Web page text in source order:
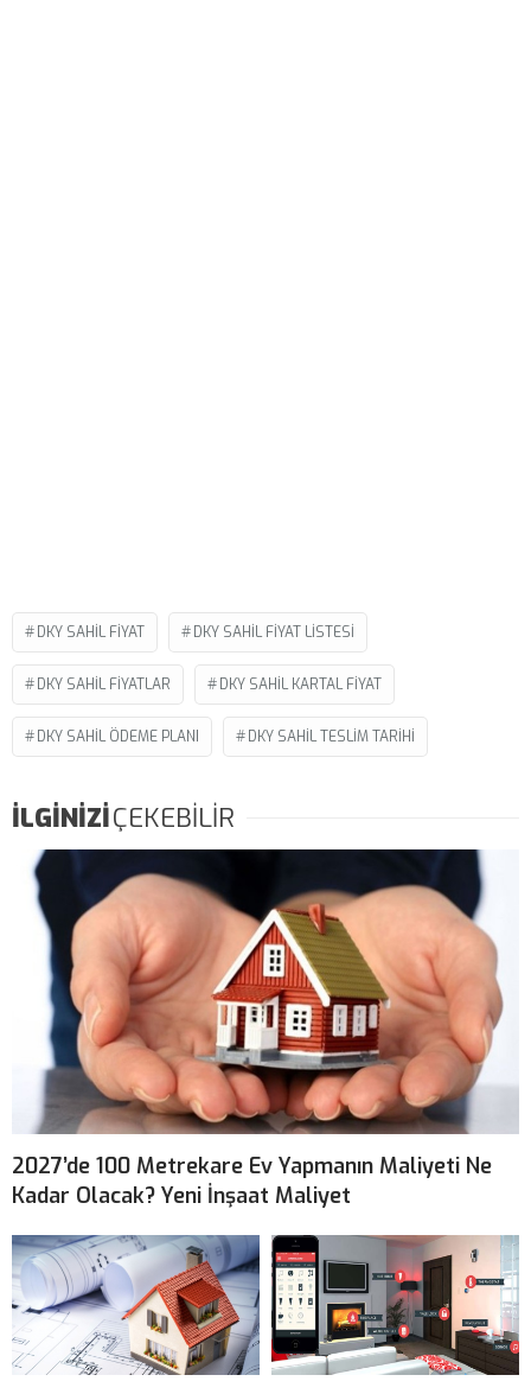
DKY SAHIL FIYAT DKY SAHIL FIYAT LISTESI
DKY SAHIL FIYATLAR DKY SAHIL KARTAL FIYAT
DKY SAHIL ÖDEME PLANI DKY SAHIL TESLIM TARIHI
İLGİNİZİÇEKEBİLİR
2027’de 100 Metrekare Ev Yapmanın Maliyeti Ne
Kadar Olacak? Yeni İnşaat Maliyet